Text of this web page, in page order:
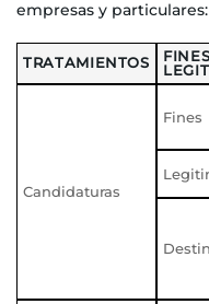
empresas y particulares:
TRATAMIENTOS
Candidaturas
Fines